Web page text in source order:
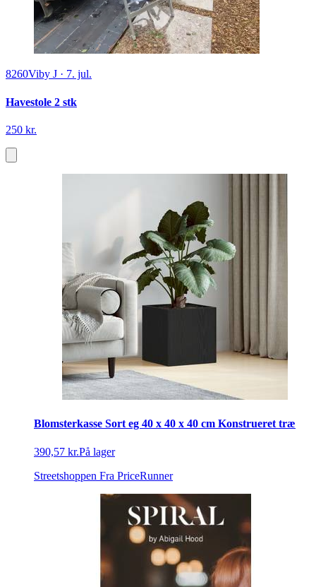
8260Viby J · 7. jul.
Havestole 2 stk
250 kr.
Blomsterkasse Sort eg 40 x 40 x 40 cm Konstrueret træ
390,57 kr.På lager
Streetshoppen Fra PriceRunner